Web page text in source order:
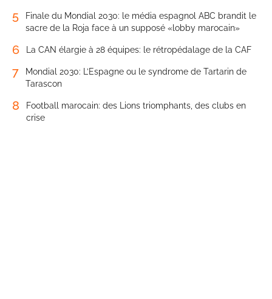
5
Finale du Mondial 2030: le média espagnol ABC brandit le
sacre de la Roja face à un supposé «lobby marocain»
6 La CAN élargie à 28 équipes: le rétropédalage de la CAF
7
Mondial 2030: L’Espagne ou le syndrome de Tartarin de
Tarascon
8
Football marocain: des Lions triomphants, des clubs en
crise